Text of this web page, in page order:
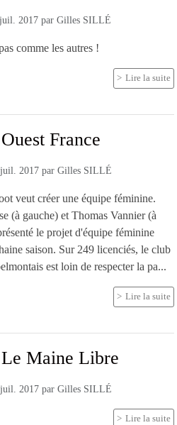
2017 par Gilles SILLÉ
comme les autres !
Lire la suite
France
2017 par Gilles SILLÉ
veut créer une équipe féminine.
(à gauche) et Thomas Vannier (à
le projet d'équipe féminine
saison. Sur 249 licenciés, le club
est loin de respecter la pa...
Lire la suite
Maine Libre
2017 par Gilles SILLÉ
Lire la suite